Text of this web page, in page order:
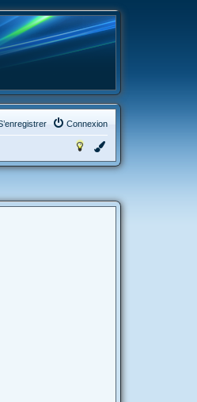
Connexion